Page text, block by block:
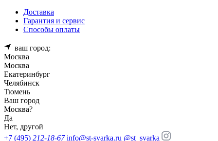
Доставка
Гарантия и сервис
Способы оплаты
ваш город:
Москва
Москва
Екатеринбург
Челябинск
Тюмень
Ваш город
Москва?
Да
Нет, другой
+7 (495) 212-18-67 info@st-svarka.ru @st_svarka